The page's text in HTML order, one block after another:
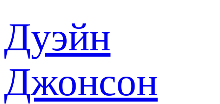
Дуэйн
Джонсон